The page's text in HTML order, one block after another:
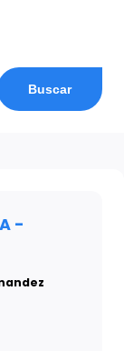
Buscar
-